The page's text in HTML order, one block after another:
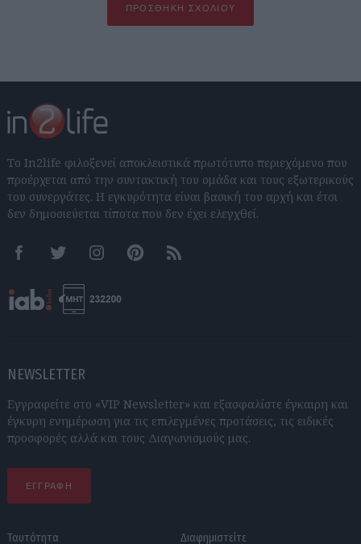
ΠΡΟΣΘΉΚΗ ΣΧΟΛΊΟΥ
Το In2life φιλοξενεί αποκλειστικά πρωτότυπο περιεχόμενο που
προέρχεται από την συντακτική του ομάδα και τους εξωτερικούς
του συνεργάτες. Η εγκυρότητα είναι βασική του αρχή και έτσι
δεν δημοσιεύεται τίποτα που δεν έχει ελεγχθεί.
FacebookTwitter InstagramPinterestRSS feeds
NEWSLETTER
Εγγραφείτε στο «VIP Newsletter» και εξασφαλίστε έγκαιρη και
έγκυρη ενημέρωση για τις επιλεγμένες προτάσεις, τις ειδικές
προσφορές αλλά και τους Διαγωνισμούς μας.
ΕΓΓΡΑΦΗ
Ταυτότητα Διαφημιστείτε